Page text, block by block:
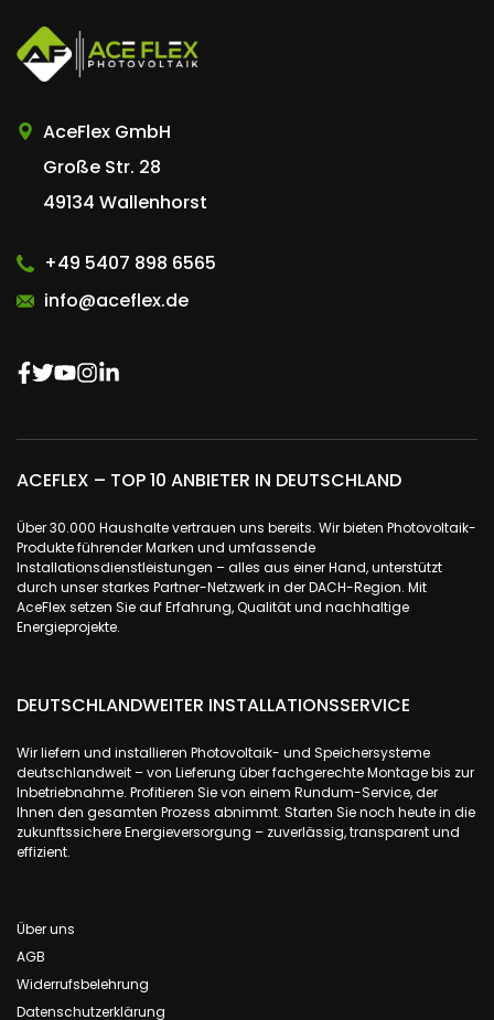
AceFlex GmbH
Große Str. 28
49134 Wallenhorst
+49 5407 898 6565
info@aceflex.de
ACEFLEX – TOP 10 ANBIETER IN DEUTSCHLAND
Über 30.000 Haushalte vertrauen uns bereits. Wir bieten Photovoltaik-
Produkte führender Marken und umfassende
Installationsdienstleistungen – alles aus einer Hand, unterstützt
durch unser starkes Partner-Netzwerk in der DACH-Region. Mit
AceFlex setzen Sie auf Erfahrung, Qualität und nachhaltige
Energieprojekte.
DEUTSCHLANDWEITER INSTALLATIONSSERVICE
Wir liefern und installieren Photovoltaik- und Speichersysteme
deutschlandweit – von Lieferung über fachgerechte Montage bis zur
Inbetriebnahme. Profitieren Sie von einem Rundum-Service, der
Ihnen den gesamten Prozess abnimmt. Starten Sie noch heute in die
zukunftssichere Energieversorgung – zuverlässig, transparent und
effizient.
Über uns
AGB
Widerrufsbelehrung
Datenschutzerklärung